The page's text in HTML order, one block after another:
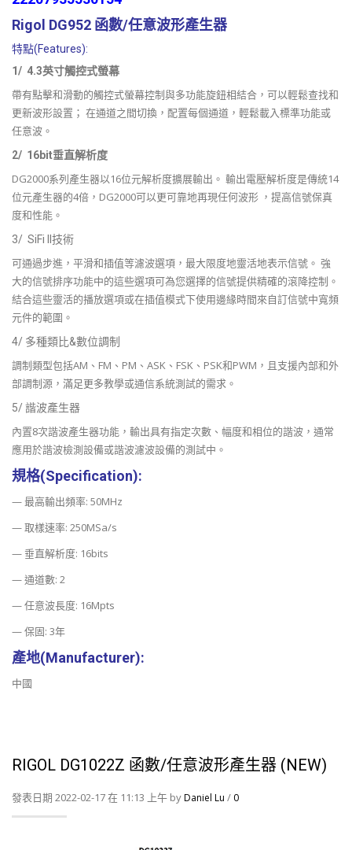
Rigol DG952 函數/任意波形產生器
特點(Features):
1/ 4.3英寸觸控式螢幕
帶有點擊和滑動的觸控式螢幕控制與多功能旋鈕相結合，可以輕鬆查找和
更新波形設置； 在通道之間切換，配置每個通道，輕鬆載入標準功能或
任意波。
2/ 16bit垂直解析度
DG2000系列產生器以16位元解析度擴展輸出。 輸出電壓解析度是傳統14
位元產生器的4倍，DG2000可以更可靠地再現任何波形 ，提高信號保真
度和性能。
3/ SiFi II技術
可通過步進，平滑和插值等濾波選項，最大限度地靈活地表示信號。 強
大的信號排序功能中的這些選項可為您選擇的信號提供精確的滾降控制。
結合這些靈活的播放選項或在插值模式下使用邊緣時間來自訂信號中寬頻
元件的範圍。
4/ 多種類比&數位調制
調制類型包括AM、FM、PM、ASK、FSK、PSK和PWM，且支援內部和外
部調制源，滿足更多教學或通信系統測試的需求。
5/ 諧波產生器
內置8次諧波產生器功能，輸出具有指定次數、幅度和相位的諧波，通常
應用於諧波檢測設備或諧波濾波設備的測試中。
規格(Specification):
— 最高輸出頻率: 50MHz
— 取樣速率: 250MSa/s
— 垂直解析度: 16bits
— 通道數: 2
— 任意波長度: 16Mpts
— 保固: 3年
產地(Manufacturer):
中國
RIGOL DG1022Z 函數/任意波形產生器 (NEW)
發表日期 2022-02-17 在 11:13 上午 byDaniel Lu / 0